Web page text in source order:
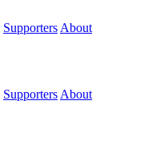
Supporters About
Supporters About